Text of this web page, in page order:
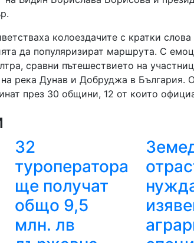
колоездачите с кратки
да популяризират маршрута. С
сравни пътешествието на
река Дунав и Добруджа в България.
през 30 общини, 12 от които
32
туроператора
ще получат
общо 9,5
млн. лв